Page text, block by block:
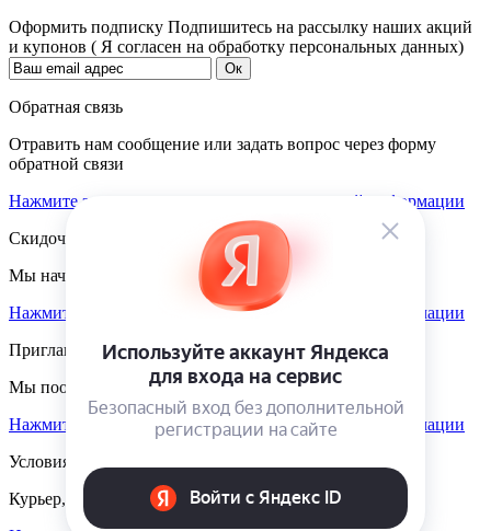
Оформить подписку Подпишитесь на рассылку наших акций
и купонов ( Я согласен на обработку персональных данных)
Обратная связь
Отравить нам сообщение или задать вопрос через форму
обратной связи
Нажмите здесь для получения дополнительной информации
Скидочная система
Мы начисляем кэшбэк с покупок
Нажмите здесь для получения дополнительной информации
Приглашаем к партнёрству
Мы поощеряем наших партнёров
Нажмите здесь для получения дополнительной информации
Условия доставки
Курьер, пункты выдачи, Почта России